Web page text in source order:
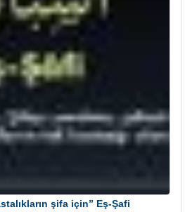
şifa için” Eş-Şafi